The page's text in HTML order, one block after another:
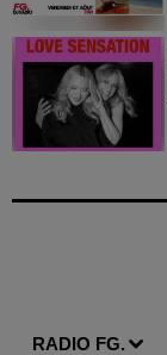
RADIO FG.